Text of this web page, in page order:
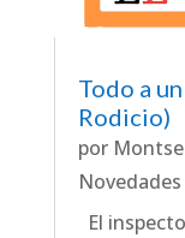
Todo a
Rodicio)
por
Novedades
El